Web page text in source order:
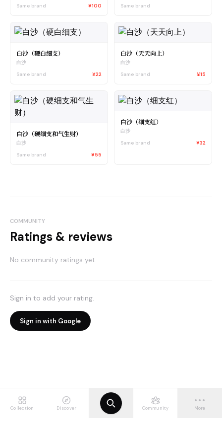
Same brand
¥100
Same brand
白沙（硬白细支）
白沙
Same brand
¥22
白沙（天天向上）
白沙
Same brand
¥15
白沙（硬细支和气生财）
白沙
Same brand
¥55
白沙（细支红）
白沙
Same brand
¥32
COMMUNITY
Ratings & reviews
No community ratings yet.
Sign in to add your rating.
Sign in with Google
Collection Discover Community More